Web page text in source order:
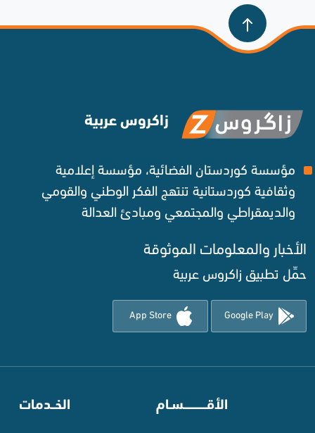
زاكروس عربية
مؤسسة كوردستان الفضائية، مؤسسة إعلامية
وثقافية كوردستانية تنتهج الفكر الوطني والقومي
والديمقراطي والمجتمعي ومبادئ العدالة ‌
الأخبار والمعلومات الموثوقة‌
حمِّل تطبيق زاكروس عربية
Google Play
App Store
الأقـــــــــــسـام الخــدمات